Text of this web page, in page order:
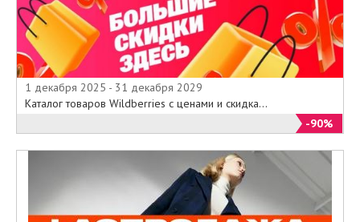
товар можно приобрести только
с 1-15 июля 2015 в оффлайновых
магазинах.
Скидки по текущим акциям не
суммируются. Товар,
представленный в магазинах, уже
http://www.consul.ru/blog/iyulskaya-
zhara-so-skidkoj-25
1 декабря 2025 - 31 декабря 2029
Каталог товаров Wildberries с ценами и скидка...
-90%